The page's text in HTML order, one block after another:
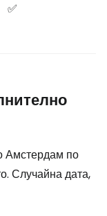
✅
Амстердам по
Случайна дата,